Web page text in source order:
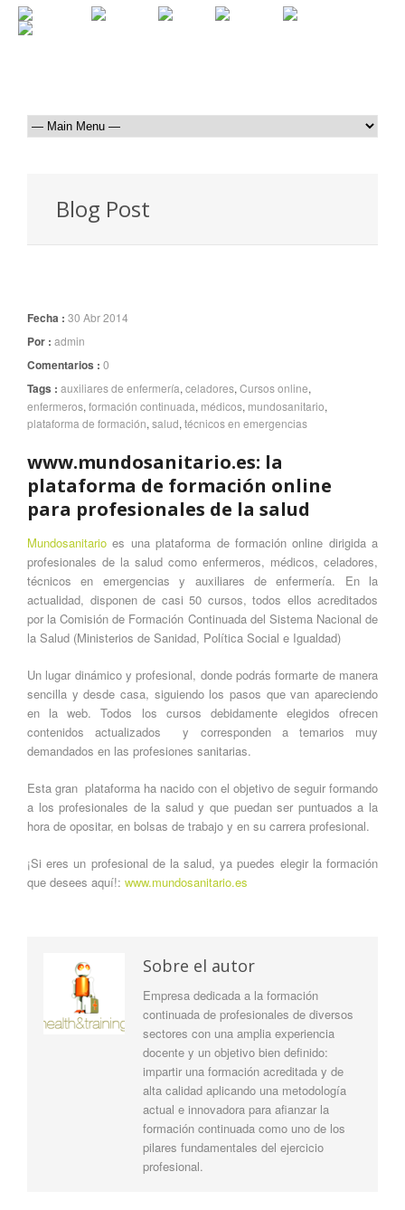
Blog Post
Fecha : 30 Abr 2014
Por : admin
Comentarios : 0
Tags : auxiliares de enfermería, celadores, Cursos online,
enfermeros, formación continuada, médicos, mundosanitario,
plataforma de formación, salud, técnicos en emergencias
www.mundosanitario.es: la
plataforma de formación online
para profesionales de la salud
Mundosanitarioes una plataforma de formación online dirigida a
profesionales de la salud como enfermeros, médicos, celadores,
técnicos en emergencias y auxiliares de enfermería. En la
actualidad, disponen de casi 50 cursos, todos ellos acreditados
por la Comisión de Formación Continuada del Sistema Nacional de
la Salud (Ministerios de Sanidad, Política Social e Igualdad)
Un lugar dinámico y profesional, donde podrás formarte de manera
sencilla y desde casa, siguiendo los pasos que van apareciendo
en la web. Todos los cursos debidamente elegidos ofrecen
contenidos actualizados y corresponden a temarios muy
demandados en las profesiones sanitarias.
Esta gran plataforma ha nacido con el objetivo de seguir formando
a los profesionales de la salud y que puedan ser puntuados a la
hora de opositar, en bolsas de trabajo y en su carrera profesional.
¡Si eres un profesional de la salud, ya puedes elegir la formación
que desees aquí!: www.mundosanitario.es
Sobre el autor
Empresa dedicada a la formación
continuada de profesionales de diversos
sectores con una amplia experiencia
docente y un objetivo bien definido:
impartir una formación acreditada y de
alta calidad aplicando una metodología
actual e innovadora para afianzar la
formación continuada como uno de los
pilares fundamentales del ejercicio
profesional.